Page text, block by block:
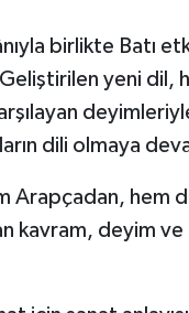
birlikte Batı
yeni dil,
dili olmaya
Arapçadan, hem
kavram, deyim